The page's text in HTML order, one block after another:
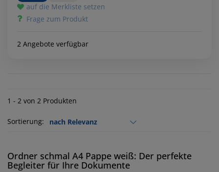
auf die Merkliste setzen
Frage zum Produkt
2 Angebote verfügbar
1 - 2 von 2 Produkten
Sortierung:
Ordner schmal A4 Pappe weiß: Der perfekte
Begleiter für Ihre Dokumente